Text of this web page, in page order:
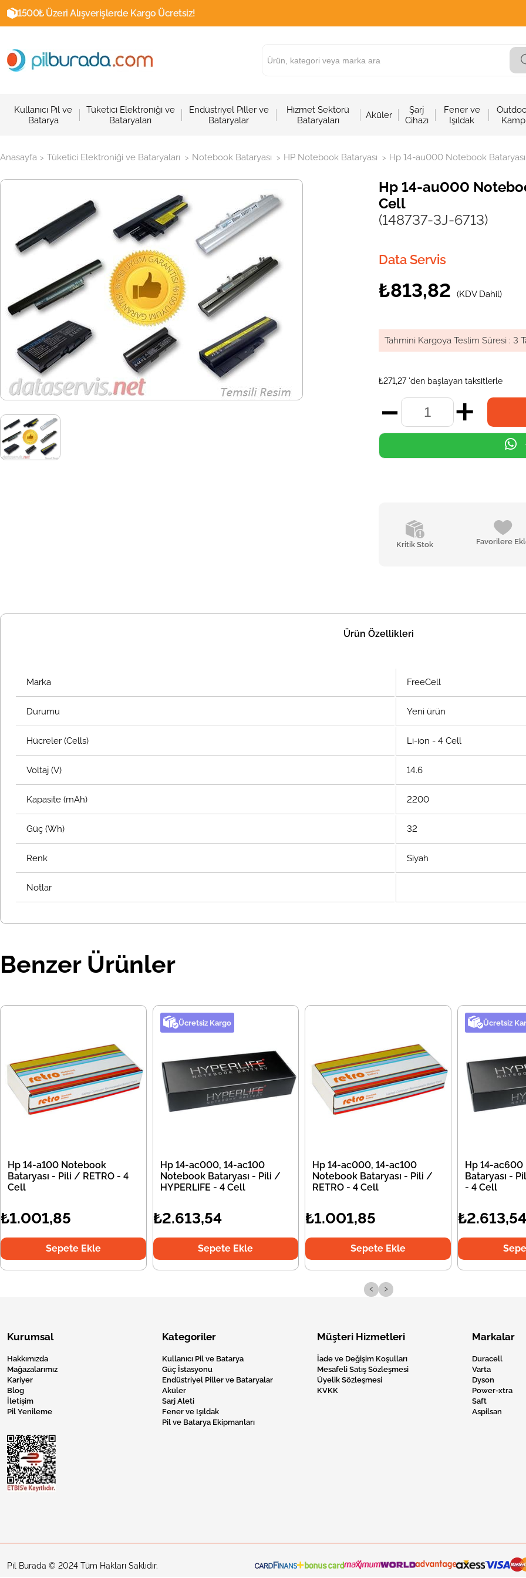
1500₺ Üzeri Alışverişlerde Kargo Ücretsiz!
Kullanıcı Pil ve
Batarya
Tüketici Elektroniği ve
Bataryaları
Endüstriyel Piller ve
Bataryalar
Hizmet Sektörü
Bataryaları
Aküler
Şarj
Cihazı
Fener ve
Işıldak
Kamp
Anasayfa > Tüketici Elektroniği ve Bataryaları > Notebook Bataryası > HP Notebook Bataryası > Hp 14-au000 Notebook
Hp 14-au000
Cell
(148737-3J-6713)
Data Servis
₺813,82 (KDV Dahil)
Tahmini Kargoya Teslim Süresi : 3
₺271,27 'den başlayan taksitlerle
Kritik Stok Favorilere
Ürün Özellikleri
Marka FreeCell
Durumu Yeni ürün
Hücreler (Cells) Li-ion - 4 Cell
Voltaj (V) 14.6
Kapasite (mAh) 2200
Güç (Wh) 32
Renk Siyah
Notlar
Benzer Ürünler
Hp 14-a100 Notebook
Bataryası - Pili / RETRO - 4
Cell
₺1.001,85
Sepete Ekle
Ücretsiz Kargo
Hp 14-ac000, 14-ac100
Notebook Bataryası - Pili /
HYPERLIFE - 4 Cell
₺2.613,54
Sepete Ekle
Hp 14-ac000, 14-ac100
Notebook Bataryası - Pili /
RETRO - 4 Cell
₺1.001,85
Sepete Ekle
Ücretsiz
Hp 14-
Bataryası -
- 4 Cell
₺2.613,54
‹ ›
Kurumsal
Hakkımızda
Mağazalarımız
Kariyer
Blog
İletişim
Pil Yenileme
Kategoriler
Kullanıcı Pil ve Batarya
Güç İstasyonu
Endüstriyel Piller ve Bataryalar
Aküler
Sarj Aleti
Fener ve Işıldak
Pil ve Batarya Ekipmanları
Müşteri Hizmetleri
İade ve Değişim Koşulları
Mesafeli Satış Sözleşmesi
Üyelik Sözleşmesi
KVKK
Markalar
Duracell
Varta
Dyson
Power-xtra
Saft
Aspilsan
Pil Burada © 2024 Tüm Hakları Saklıdır.